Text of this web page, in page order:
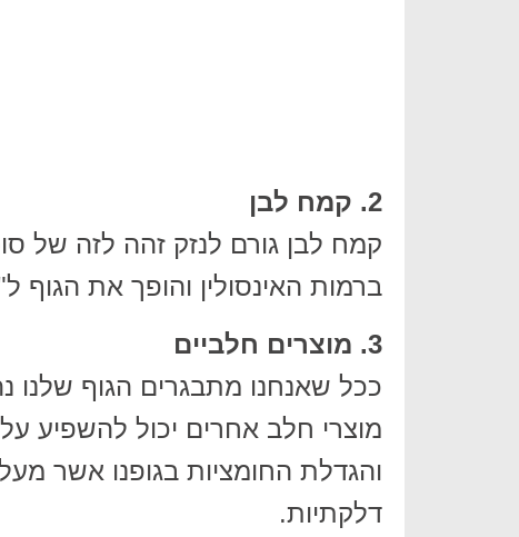
2. קמח לבן
קמח לבן גורם לנזק זהה לזה של
ברמות האינסולין והופך את הגוף
3. מוצרים חלביים
ככל שאנחנו מתבגרים הגוף שלנו
מוצרי חלב אחרים יכול להשפיע
והגדלת החומציות בגופנו אשר
דלקתיות.